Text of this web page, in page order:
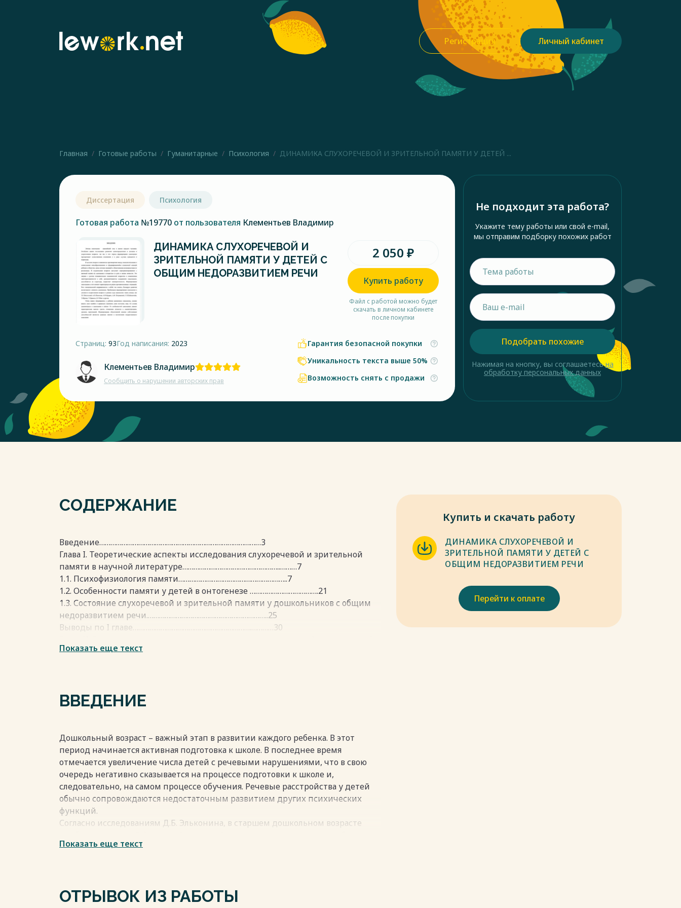
Регистрация Личный кабинет
Главная Готовые работы Гуманитарные Психология ДИНАМИКА СЛУХОРЕЧЕВОЙ И ЗРИТЕЛЬНОЙ ПАМЯТИ У ДЕТЕЙ ...
Диссертация Психология
Готовая работа №19770 от пользователя Клементьев Владимир
ДИНАМИКА СЛУХОРЕЧЕВОЙ И
ЗРИТЕЛЬНОЙ ПАМЯТИ У ДЕТЕЙ С
ОБЩИМ НЕДОРАЗВИТИЕМ РЕЧИ
2 050 ₽
Купить работу
Файл с работой можно будет
скачать в личном кабинете
после покупки
Страниц: 93Год написания: 2023
Клементьев Владимир
Сообщить о нарушении авторских прав
Гарантия безопасной покупки
Уникальность текста выше 50%
Возможность снять с продажи
Не подходит эта работа?
Укажите тему работы или свой e-mail,
мы отправим подборку похожих работ
Подобрать похожие
Нажимая на кнопку, вы соглашаетесьна
обработку персональных данных
СОДЕРЖАНИЕ
Введение……………………………………………………………………………3
Глава I. Теоретические аспекты исследования слухоречевой и зрительной
памяти в научной литературе……………………………………………..………7
1.1. Психофизиология памяти…………………………………………………..7
1.2. Особенности памяти у детей в онтогенезе ……………………………….21
1.3. Состояние слухоречевой и зрительной памяти у дошкольников с общим
недоразвитием речи.………………………………………………………..25
Выводы по I главе……………………………………………………….…………30
памяти у детей с общим недоразвитием речи. …………….……………………32
и зрительной памяти ……………………………………………………………….42
2.4. Оценка динамики развития слухоречевой и зрительной памяти детей
Выводы по II главе ………………………………………………………………..70
Заключение………………………………………………………………………...72
Список литературы………………………………………………………………..75
Приложения………………………………………………………………………..1
Весь текст будет доступенпосле покупки
Показать еще текст
ВВЕДЕНИЕ
Дошкольный возраст – важный этап в развитии каждого ребенка. В этот
период начинается активная подготовка к школе. В последнее время
отмечается увеличение числа детей с речевыми нарушениями, что в свою
очередь негативно сказывается на процессе подготовки к школе и,
следовательно, на самом процессе обучения. Речевые расстройства у детей
обычно сопровождаются недостаточным развитием других психических
функций.
Согласно исследованиям Д.Б. Эльконина, в старшем дошкольном возрасте
является память.
индивидуальные различия в его развитии; показано влияние различных
Показать еще текст
ОТРЫВОК ИЗ РАБОТЫ
Купить и скачать работу
ДИНАМИКА СЛУХОРЕЧЕВОЙ И
ЗРИТЕЛЬНОЙ ПАМЯТИ У ДЕТЕЙ С
ОБЩИМ НЕДОРАЗВИТИЕМ РЕЧИ
Перейти к оплате